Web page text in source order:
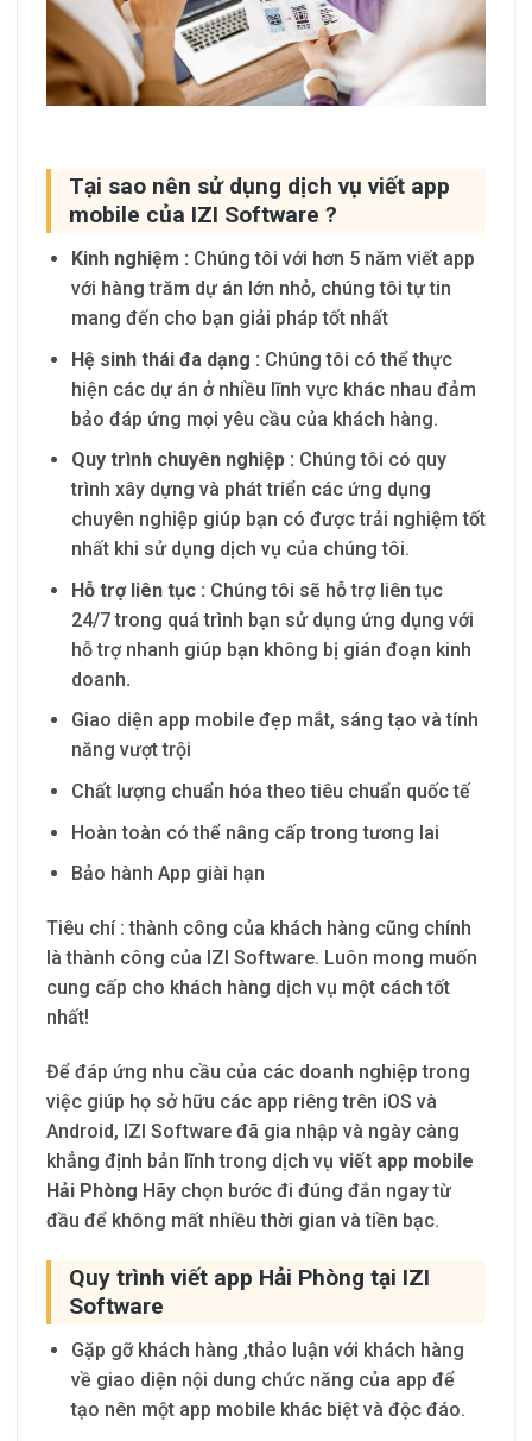
Tại sao nên sử dụng dịch vụ viết app
mobile của IZI Software ?
Kinh nghiệm : Chúng tôi với hơn 5 năm viết app
với hàng trăm dự án lớn nhỏ, chúng tôi tự tin
mang đến cho bạn giải pháp tốt nhất
Hệ sinh thái đa dạng : Chúng tôi có thể thực
hiện các dự án ở nhiều lĩnh vực khác nhau đảm
bảo đáp ứng mọi yêu cầu của khách hàng.
Quy trình chuyên nghiệp : Chúng tôi có quy
trình xây dựng và phát triển các ứng dụng
chuyên nghiệp giúp bạn có được trải nghiệm tốt
nhất khi sử dụng dịch vụ của chúng tôi.
Hỗ trợ liên tục : Chúng tôi sẽ hỗ trợ liên tục
24/7 trong quá trình bạn sử dụng ứng dụng với
hỗ trợ nhanh giúp bạn không bị gián đoạn kinh
doanh.
Giao diện app mobile đẹp mắt, sáng tạo và tính
năng vượt trội
Chất lượng chuẩn hóa theo tiêu chuẩn quốc tế
Hoàn toàn có thể nâng cấp trong tương lai
Bảo hành App giài hạn
Tiêu chí : thành công của khách hàng cũng chính
là thành công của IZI Software. Luôn mong muốn
cung cấp cho khách hàng dịch vụ một cách tốt
nhất!
Để đáp ứng nhu cầu của các doanh nghiệp trong
việc giúp họ sở hữu các app riêng trên iOS và
Android, IZI Software đã gia nhập và ngày càng
khẳng định bản lĩnh trong dịch vụ viết app mobile
Hải Phòng Hãy chọn bước đi đúng đắn ngay từ
đầu để không mất nhiều thời gian và tiền bạc.
Quy trình viết app Hải Phòng tại IZI
Software
Gặp gỡ khách hàng ,thảo luận với khách hàng
về giao diện nội dung chức năng của app để
tạo nên một app mobile khác biệt và độc đáo.